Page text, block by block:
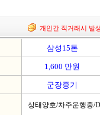
개인간 직거래시 발
삼성15톤
1,600 만원
군장중기
상태양호/차주운행중/